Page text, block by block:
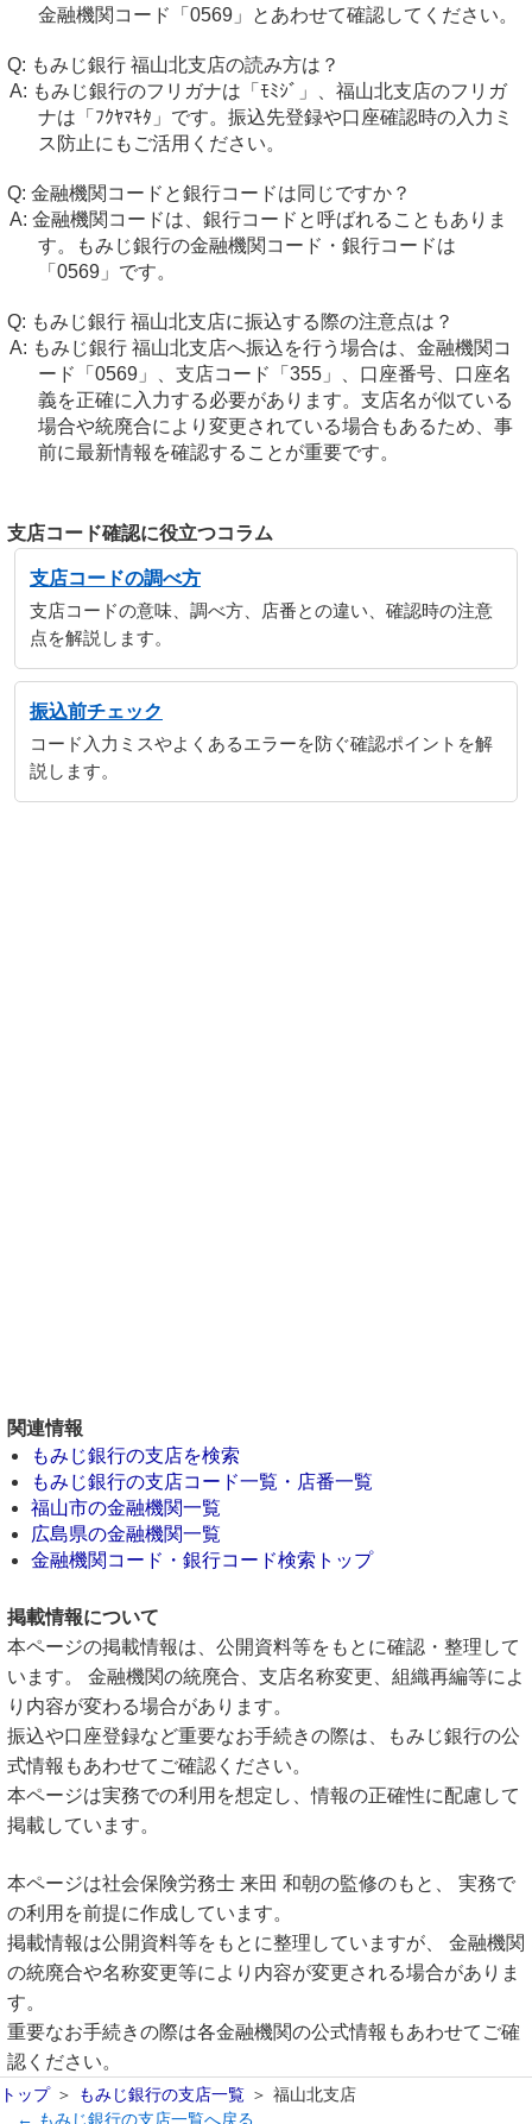
金融機関コード「0569」とあわせて確認してください。
もみじ銀行 福山北支店の読み方は？
もみじ銀行のフリガナは「ﾓﾐｼﾞ」、福山北支店のフリガ
ナは「ﾌｸﾔﾏｷﾀ」です。振込先登録や口座確認時の入力ミ
ス防止にもご活用ください。
金融機関コードと銀行コードは同じですか？
金融機関コードは、銀行コードと呼ばれることもありま
す。もみじ銀行の金融機関コード・銀行コードは
「0569」です。
もみじ銀行 福山北支店に振込する際の注意点は？
もみじ銀行 福山北支店へ振込を行う場合は、金融機関コ
ード「0569」、支店コード「355」、口座番号、口座名
義を正確に入力する必要があります。支店名が似ている
場合や統廃合により変更されている場合もあるため、事
前に最新情報を確認することが重要です。
支店コード確認に役立つコラム
支店コードの調べ方
支店コードの意味、調べ方、店番との違い、確認時の注意
点を解説します。
振込前チェック
コード入力ミスやよくあるエラーを防ぐ確認ポイントを解
説します。
関連情報
もみじ銀行の支店を検索
もみじ銀行の支店コード一覧・店番一覧
福山市の金融機関一覧
広島県の金融機関一覧
金融機関コード・銀行コード検索トップ
掲載情報について
本ページの掲載情報は、公開資料等をもとに確認・整理して
います。 金融機関の統廃合、支店名称変更、組織再編等によ
り内容が変わる場合があります。
振込や口座登録など重要なお手続きの際は、もみじ銀行の公
式情報もあわせてご確認ください。
本ページは実務での利用を想定し、情報の正確性に配慮して
掲載しています。
本ページは社会保険労務士 来田 和朝の監修のもと、 実務で
の利用を前提に作成しています。
掲載情報は公開資料等をもとに整理していますが、 金融機関
の統廃合や名称変更等により内容が変更される場合がありま
す。
重要なお手続きの際は各金融機関の公式情報もあわせてご確
認ください。
トップ もみじ銀行の支店一覧
福山北支店
← もみじ銀行の支店一覧へ戻る